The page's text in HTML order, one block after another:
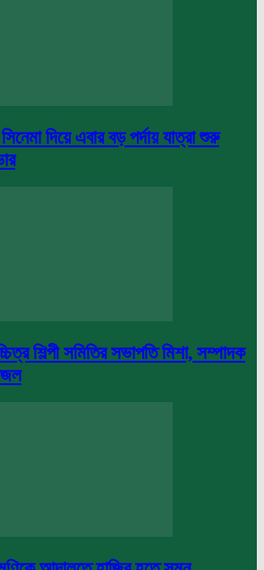
দিয়ে এবার বড় পর্দায় যাত্রা শুরু
শিল্পী সমিতির সভাপতি মিশা, সম্পাদক